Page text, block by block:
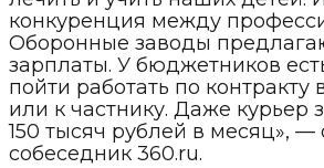
конкуренция между
Оборонные заводы
зарплаты. У бюджетников
пойти работать по
или к частнику. Даже курьер
150 тысяч рублей в месяц», —
собеседник 360.ru.